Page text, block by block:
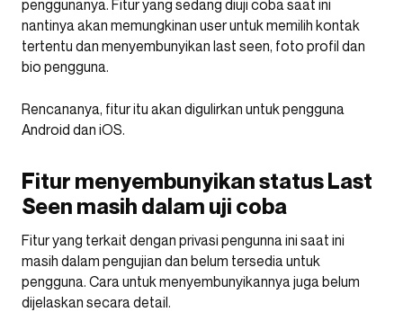
penggunanya. Fitur yang sedang diuji coba saat ini
nantinya akan memungkinan user untuk memilih kontak
tertentu dan menyembunyikan last seen, foto profil dan
bio pengguna.
Rencananya, fitur itu akan digulirkan untuk pengguna
Android dan iOS.
Fitur menyembunyikan status Last
Seen masih dalam uji coba
Fitur yang terkait dengan privasi pengunna ini saat ini
masih dalam pengujian dan belum tersedia untuk
pengguna. Cara untuk menyembunyikannya juga belum
dijelaskan secara detail.